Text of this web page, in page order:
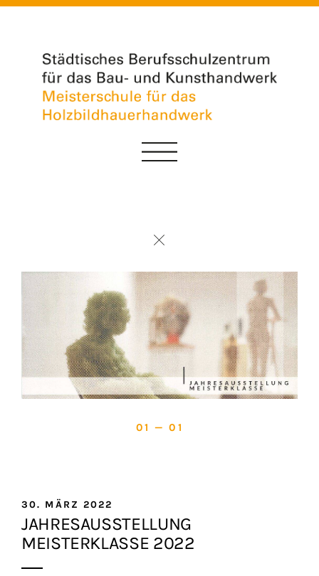
01 — 01
30. MÄRZ 2022
JAHRESAUSSTELLUNG
MEISTERKLASSE 2022